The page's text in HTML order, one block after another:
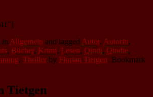
in Allgemein and tagged Autor, Autorin,
, Bücher, Krimi, Lesen, Qindi, Qindie,
, Thriller by Florian Tietgen. Bookmark
Tietgen